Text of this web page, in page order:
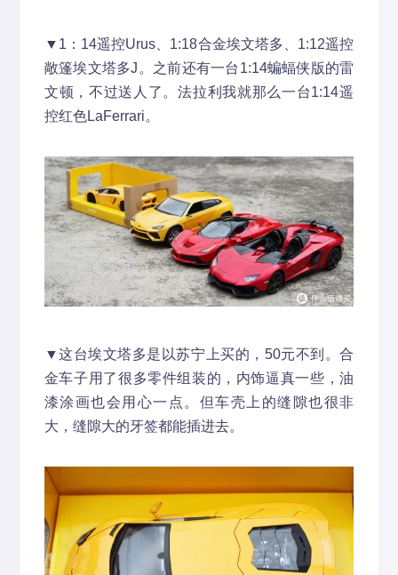
▼1：14遥控Urus、1:18合金埃文塔多、1:12遥控
敞篷埃文塔多J。之前还有一台1:14蝙蝠侠版的雷
文顿，不过送人了。法拉利我就那么一台1:14遥
控红色LaFerrari。
▼这台埃文塔多是以苏宁上买的，50元不到。合
金车子用了很多零件组装的，内饰逼真一些，油
漆涂画也会用心一点。但车壳上的缝隙也很非
大，缝隙大的牙签都能插进去。